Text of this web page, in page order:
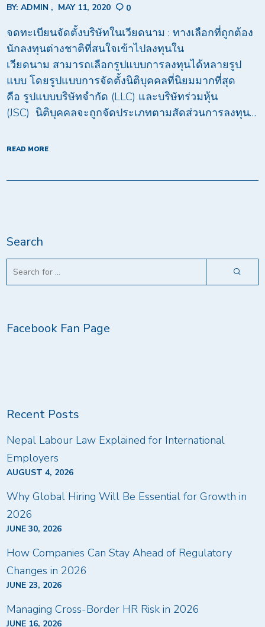
BY:ADMIN MAY 11, 2020 0
จดทะเบียนจัดตั้งบริษัทในเวียดนาม : ทางเลือกที่ถูกต้อง
นักลงทุนต่างชาติที่สนใจเข้าไปลงทุนใน
เวียดนาม สามารถเลือกรูปแบบการลงทุนได้หลายรูป
แบบ โดยรูปแบบการจัดตั้งนิติบุคคลที่นิยมมากที่สุด
คือ รูปแบบบริษัทจำกัด (LLC) และบริษัทร่วมหุ้น
(JSC) นิติบุคคลจะถูกจัดประเภทตามสัดส่วนการลงทุน…
READ MORE
Search
Facebook Fan Page
Recent Posts
Nepal Labour Law Explained for International
Employers
AUGUST 4, 2026
Why Global Hiring Will Be Essential for Growth in
2026
JUNE 30, 2026
How Companies Can Stay Ahead of Regulatory
Changes in 2026
JUNE 23, 2026
Managing Cross-Border HR Risk in 2026
JUNE 16, 2026